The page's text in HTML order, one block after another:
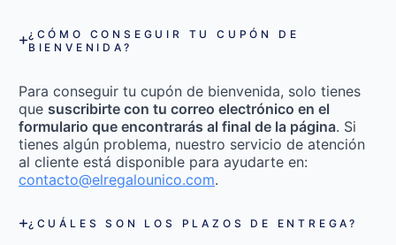
¿CÓMO CONSEGUIR TU CUPÓN DE
BIENVENIDA?
Para conseguir tu cupón de bienvenida, solo tienes
que suscribirte con tu correo electrónico en el
formulario que encontrarás al final de la página. Si
tienes algún problema, nuestro servicio de atención
al cliente está disponible para ayudarte en:
contacto@elregalounico.com.
¿CUÁLES SON LOS PLAZOS DE ENTREGA?